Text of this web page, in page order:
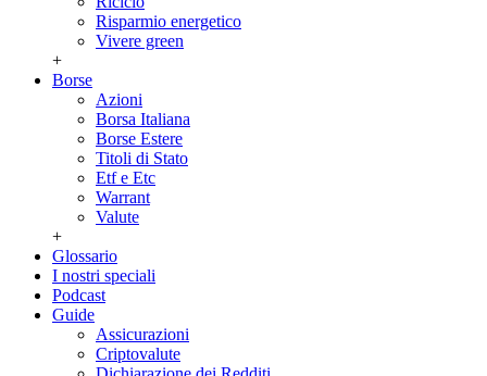
Risparmio energetico
Vivere green
+
Borse
Azioni
Borsa Italiana
Borse Estere
Titoli di Stato
Etf e Etc
Warrant
Valute
+
Glossario
I nostri speciali
Podcast
Guide
Assicurazioni
Criptovalute